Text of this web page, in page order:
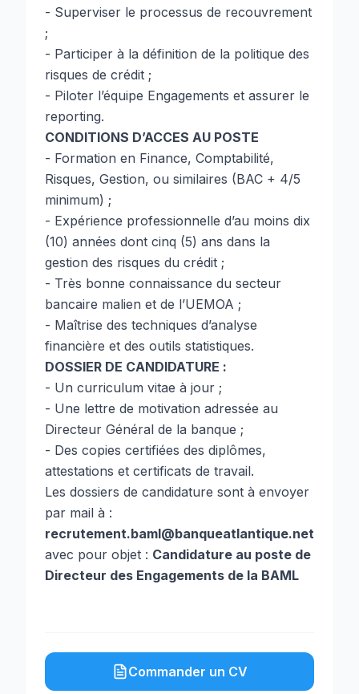
- Superviser le processus de recouvrement
;
- Participer à la définition de la politique des
risques de crédit ;
- Piloter l’équipe Engagements et assurer le
reporting.
CONDITIONS D’ACCES AU POSTE
- Formation en Finance, Comptabilité,
Risques, Gestion, ou similaires (BAC + 4/5
minimum) ;
- Expérience professionnelle d’au moins dix
(10) années dont cinq (5) ans dans la
gestion des risques du crédit ;
- Très bonne connaissance du secteur
bancaire malien et de l’UEMOA ;
- Maîtrise des techniques d’analyse
financière et des outils statistiques.
DOSSIER DE CANDIDATURE :
- Un curriculum vitae à jour ;
- Une lettre de motivation adressée au
Directeur Général de la banque ;
- Des copies certifiées des diplômes,
attestations et certificats de travail.
Les dossiers de candidature sont à envoyer
par mail à :
recrutement.baml@banqueatlantique.net
avec pour objet : Candidature au poste de
Directeur des Engagements de la BAML
Commander un CV